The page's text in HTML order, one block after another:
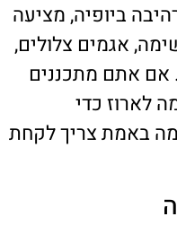
ביופיה, מציעה
אגמים צלולים,
אם אתם מתכננים
לארוז כדי
באמת צריך לקחת